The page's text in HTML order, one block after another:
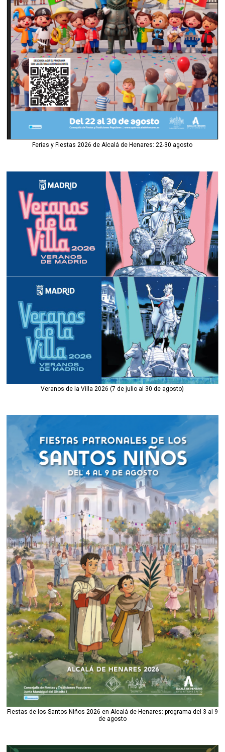
Ferias y Fiestas 2026 de Alcalá de Henares: 22-30 agosto
Veranos de la Villa 2026 (7 de julio al 30 de agosto)
Fiestas de los Santos Niños 2026 en Alcalá de Henares: programa del 3 al 9
de agosto